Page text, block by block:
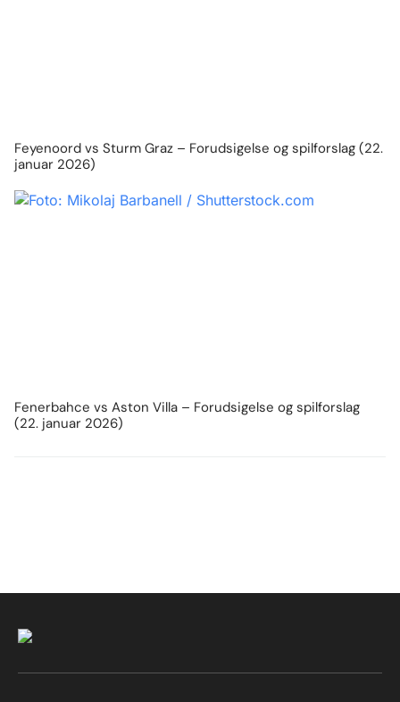
Feyenoord vs Sturm Graz – Forudsigelse og spilforslag (22.
januar 2026)
Fenerbahce vs Aston Villa – Forudsigelse og spilforslag
(22. januar 2026)